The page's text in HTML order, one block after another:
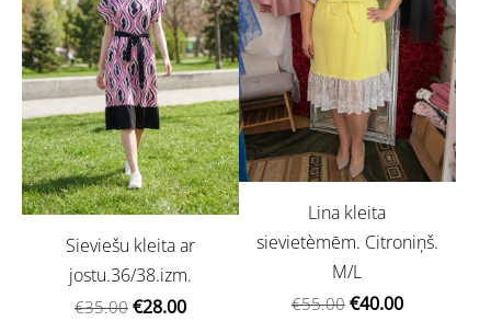
Sieviešu kleita ar
jostu.36/38.izm.
€35.00 €28.00
Lina kleita
sievietèmēm. Citroniņš.
M/L
€55.00 €40.00